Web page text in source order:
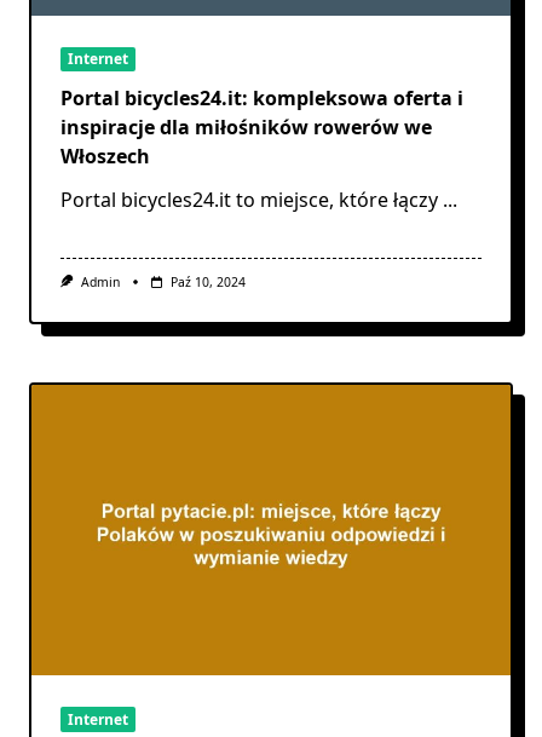
Internet
Portal bicycles24.it: kompleksowa oferta i
inspiracje dla miłośników rowerów we
Włoszech
Portal bicycles24.it to miejsce, które łączy ...
Admin Paź 10, 2024
Internet